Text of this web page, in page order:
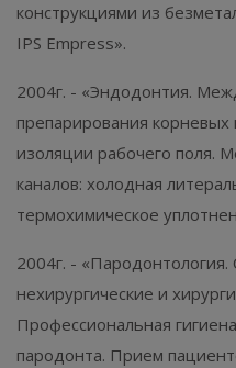
конструкциями из
IPS Empress».
2004г. - «Эндодонтия.
препарирования
изоляции рабочего поля.
каналов: холодная
термохимическое
2004г. -
нехирургические и
Профессиональная
пародонта. Прием